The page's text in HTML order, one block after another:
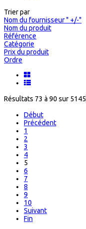
Trier par
Nom du fournisseur " +/-"
Nom du produit
Référence
Catégorie
Prix du produit
Ordre
Résultats 73 à 90 sur 5145
Début
Précédent
1
2
3
4
5
6
7
8
9
10
Suivant
Fin